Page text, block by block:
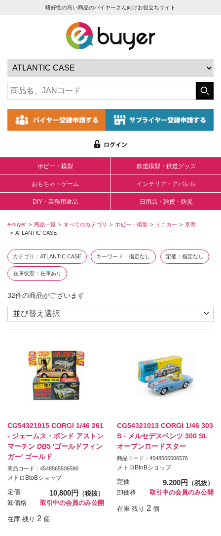
嗜好性の高い商品のバイヤーさん向けお役立ちサイト
ホビー・模型 鉄道模型・鉄道グッズ
おもちゃ・ゲーム インテリア・アパレル
DIY・業務用途品 日用品・雑貨・防災
e-buyer 商品一覧 すべてのカテゴリ ホビー・模型 ミニカー
京商
ATLANTIC CASE
カテゴリ ATLANTIC CASE キーワード 指定なし 定価 指定なし
在庫状況 在庫あり
32件の商品がございます
CG54321015 CORGI 1/46 261
- ジェームス・ボンド アストン
マーチン DB5 'ゴールドフィン
ガー' ゴールド
商品コード：4548565506590
メトロBtoBショップ
定価 10,800円
（税抜）
卸価格
取引中の会員のみ公開
在庫 残り 2 個
CG54321013 CORGI 1/46 303
S - メルセデスベンツ 300 SL
オープンロードスター
商品コード：4548565506576
メトロBtoBショップ
定価 9,200円
（税抜）
卸価格
取引中の会員のみ公開
在庫 残り 2 個